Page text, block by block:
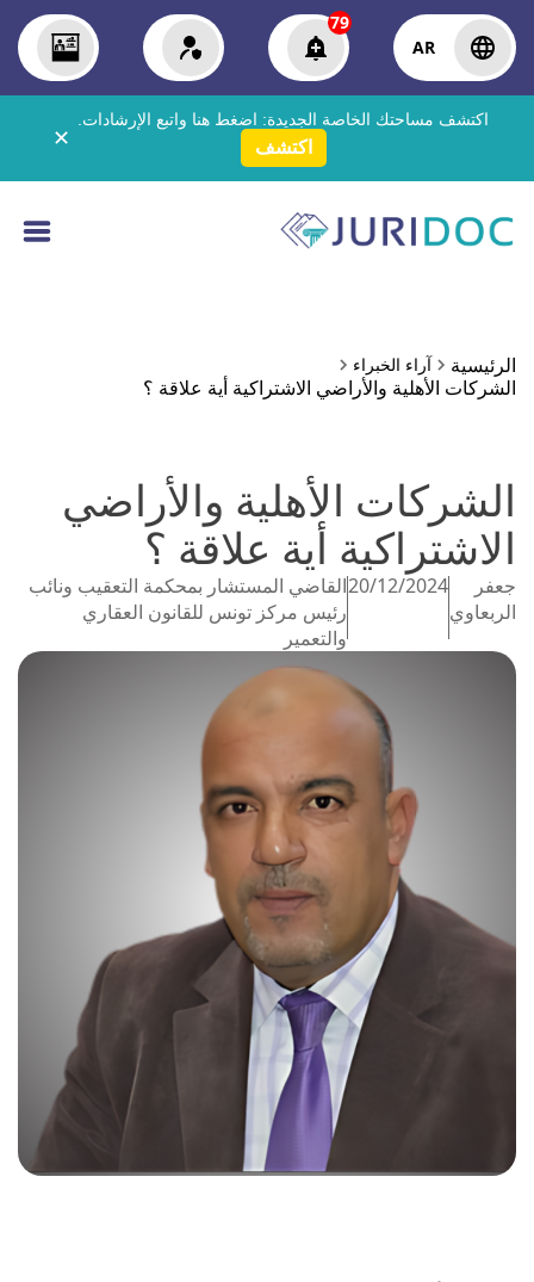
AR
79
اكتشف مساحتك الخاصة الجديدة: اضغط هنا واتبع الإرشادات.
اكتشف ✕
الرئيسية آراء الخبراء
الشركات الأهلية والأراضي الاشتراكية أية علاقة ؟
الشركات الأهلية والأراضي
الاشتراكية أية علاقة ؟
جعفر
الربعاوي
20/12/2024القاضي المستشار بمحكمة التعقيب ونائب
رئيس مركز تونس للقانون العقاري
والتعمير